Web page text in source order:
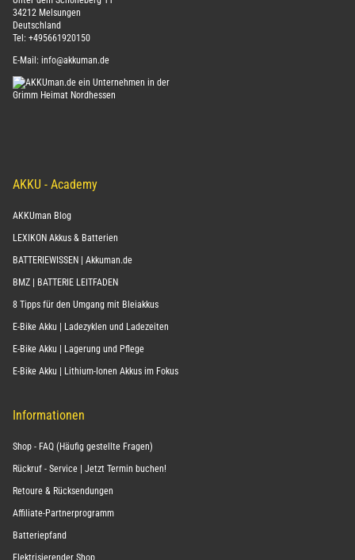
34212 Melsungen
Deutschland
Tel: +495661920150
E-Mail: info@akkuman.de
AKKU - Academy
AKKUman Blog
LEXIKON Akkus & Batterien
BATTERIEWISSEN | Akkuman.de
BMZ | BATTERIE LEITFADEN
8 Tipps für den Umgang mit Bleiakkus
E-Bike Akku | Ladezyklen und Ladezeiten
E-Bike Akku | Lagerung und Pflege
E-Bike Akku | Lithium-Ionen Akkus im Fokus
Informationen
Shop - FAQ (Häufig gestellte Fragen)
Rückruf - Service | Jetzt Termin buchen!
Retoure & Rücksendungen
Affiliate-Partnerprogramm
Batteriepfand
Elektrisierender Shop